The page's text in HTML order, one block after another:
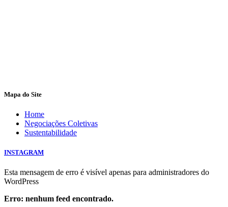
Mapa do Site
Home
Negociações Coletivas
Sustentabilidade
INSTAGRAM
Esta mensagem de erro é visível apenas para administradores do
WordPress
Erro: nenhum feed encontrado.